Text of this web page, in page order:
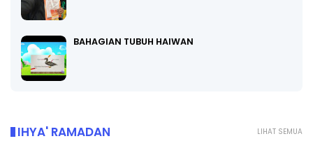
BAHAGIAN TUBUH HAIWAN
LIHAT SEMUA
IHYA' RAMADAN